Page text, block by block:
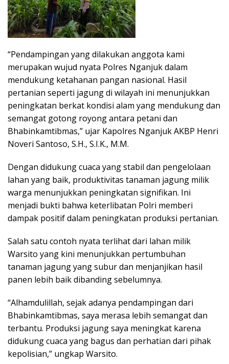
“Pendampingan yang dilakukan anggota kami
merupakan wujud nyata Polres Nganjuk dalam
mendukung ketahanan pangan nasional. Hasil
pertanian seperti jagung di wilayah ini menunjukkan
peningkatan berkat kondisi alam yang mendukung dan
semangat gotong royong antara petani dan
Bhabinkamtibmas,” ujar Kapolres Nganjuk AKBP Henri
Noveri Santoso, S.H., S.I.K., M.M.
Dengan didukung cuaca yang stabil dan pengelolaan
lahan yang baik, produktivitas tanaman jagung milik
warga menunjukkan peningkatan signifikan. Ini
menjadi bukti bahwa keterlibatan Polri memberi
dampak positif dalam peningkatan produksi pertanian.
Salah satu contoh nyata terlihat dari lahan milik
Warsito yang kini menunjukkan pertumbuhan
tanaman jagung yang subur dan menjanjikan hasil
panen lebih baik dibanding sebelumnya.
“Alhamdulillah, sejak adanya pendampingan dari
Bhabinkamtibmas, saya merasa lebih semangat dan
terbantu. Produksi jagung saya meningkat karena
didukung cuaca yang bagus dan perhatian dari pihak
kepolisian,” ungkap Warsito.